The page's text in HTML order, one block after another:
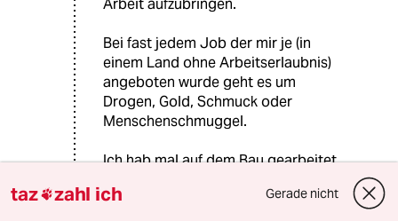
Arbeit aufzubringen.
Bei fast jedem Job der mir je (in
einem Land ohne Arbeitserlaubnis)
angeboten wurde geht es um
Drogen, Gold, Schmuck oder
Menschenschmuggel.
Ich hab mal auf dem Bau gearbeitet,
überleben voll ok aber mit einem
taz zahl ich Gerade nicht